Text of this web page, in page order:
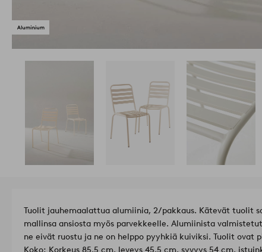
Tuolit jauhemaalattua alumiinia, 2/pakkaus. Kätevät tuolit
mallinsa ansiosta myös parvekkeelle. Alumiinista
ne eivät ruostu ja ne on helppo pyyhkiä kuiviksi. Tuolit ovat
Koko: Korkeus 85,5 cm, leveys 45,5 cm, syvyys 54 cm,